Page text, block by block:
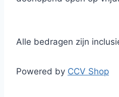
Alle bedragen zijn
Powered by CCV Shop